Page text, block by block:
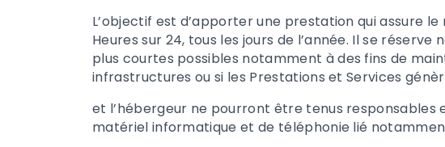
L’objectif est d’apporter une prestation qui assure
Heures sur 24, tous les jours de l’année. Il se
plus courtes possibles notamment à des fins de
infrastructures ou si les Prestations et Services
et l’hébergeur ne pourront être tenus responsables
matériel informatique et de téléphonie lié